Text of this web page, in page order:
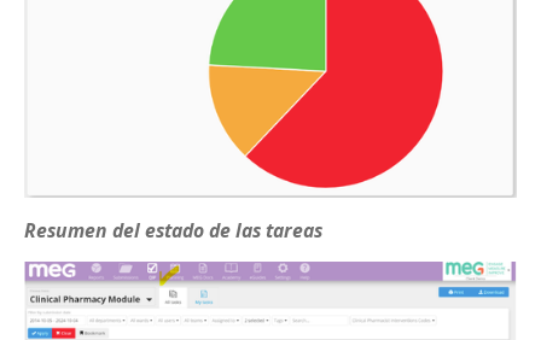
Resumen del estado de las tareas